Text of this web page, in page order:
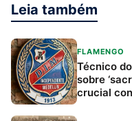
Leia também
FLAMENGO
Técnico
sobre
crucial